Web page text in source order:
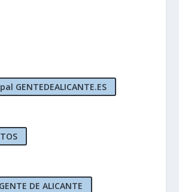
GENTEDEALICANTE.ES
DE ALICANTE